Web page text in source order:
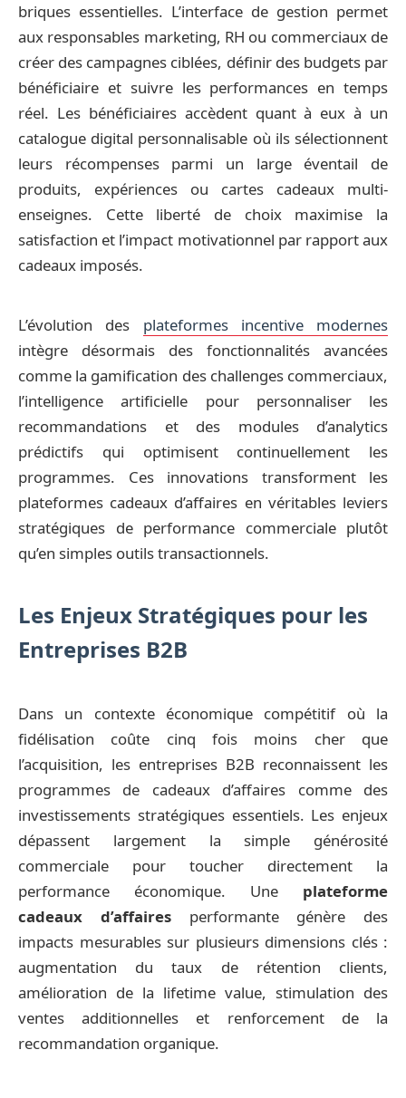
briques essentielles. L’interface de gestion permet
aux responsables marketing, RH ou commerciaux de
créer des campagnes ciblées, définir des budgets par
bénéficiaire et suivre les performances en temps
réel. Les bénéficiaires accèdent quant à eux à un
catalogue digital personnalisable où ils sélectionnent
leurs récompenses parmi un large éventail de
produits, expériences ou cartes cadeaux multi-
enseignes. Cette liberté de choix maximise la
satisfaction et l’impact motivationnel par rapport aux
cadeaux imposés.
L’évolution des plateformes incentive modernes
intègre désormais des fonctionnalités avancées
comme la gamification des challenges commerciaux,
l’intelligence artificielle pour personnaliser les
recommandations et des modules d’analytics
prédictifs qui optimisent continuellement les
programmes. Ces innovations transforment les
plateformes cadeaux d’affaires en véritables leviers
stratégiques de performance commerciale plutôt
qu’en simples outils transactionnels.
Les Enjeux Stratégiques pour les
Entreprises B2B
Dans un contexte économique compétitif où la
fidélisation coûte cinq fois moins cher que
l’acquisition, les entreprises B2B reconnaissent les
programmes de cadeaux d’affaires comme des
investissements stratégiques essentiels. Les enjeux
dépassent largement la simple générosité
commerciale pour toucher directement la
performance économique. Une plateforme
cadeaux d’affairesperformante génère des
impacts mesurables sur plusieurs dimensions clés :
augmentation du taux de rétention clients,
amélioration de la lifetime value, stimulation des
ventes additionnelles et renforcement de la
recommandation organique.